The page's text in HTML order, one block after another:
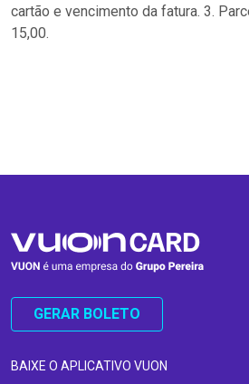
cartão e vencimento da fatura. 3.
15,00.
GERAR BOLETO
BAIXE O APLICATIVO VUON